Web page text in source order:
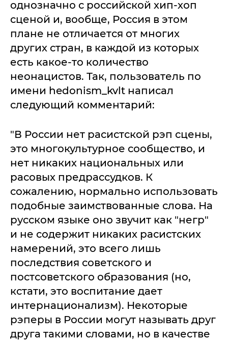
однозначно с российской хип-хоп
сценой и, вообще, Россия в этом
плане не отличается от многих
других стран, в каждой из которых
есть какое-то количество
неонацистов. Так, пользователь по
имени hedonism_kvlt написал
следующий комментарий:
"В России нет расистской рэп сцены,
это многокультурное сообщество, и
нет никаких национальных или
расовых предрассудков. К
сожалению, нормально использовать
подобные заимствованные слова. На
русском языке оно звучит как "негр"
и не содержит никаких расистских
намерений, это всего лишь
последствия советского и
постсоветского образования (но,
кстати, это воспитание дает
интернационализм). Некоторые
рэперы в России могут называть друг
друга такими словами, но в качестве